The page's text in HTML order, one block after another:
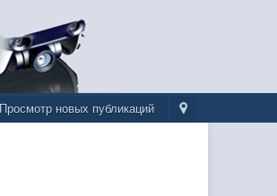
Просмотр новых публикаций